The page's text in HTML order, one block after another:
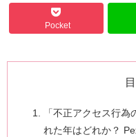
Pocket
「不正アクセス行
れた年はどれか？